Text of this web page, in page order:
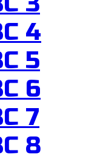
4
5
6
7
8